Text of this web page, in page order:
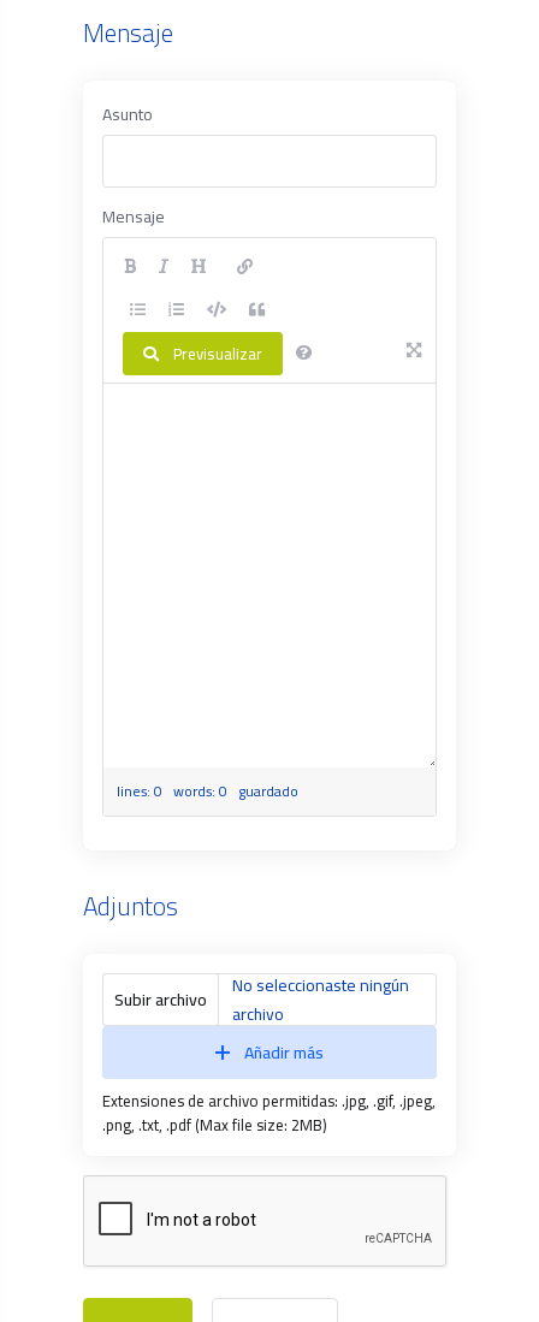
Mensaje
Asunto
Mensaje
Previsualizar
lines: 0 words: 0 guardado
Adjuntos
Subir archivo
No seleccionaste ningún
archivo
Añadir más
Extensiones de archivo permitidas: .jpg, .gif, .jpeg,
.png, .txt, .pdf (Max file size: 2MB)